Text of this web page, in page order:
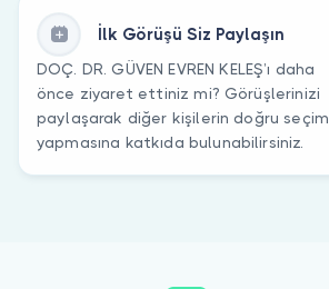
İlk Görüşü Siz Paylaşın
DOÇ. DR. GÜVEN EVREN KELEŞ’ı daha
önce ziyaret ettiniz mi? Görüşlerinizi
paylaşarak diğer kişilerin doğru seçim
yapmasına katkıda bulunabilirsiniz.